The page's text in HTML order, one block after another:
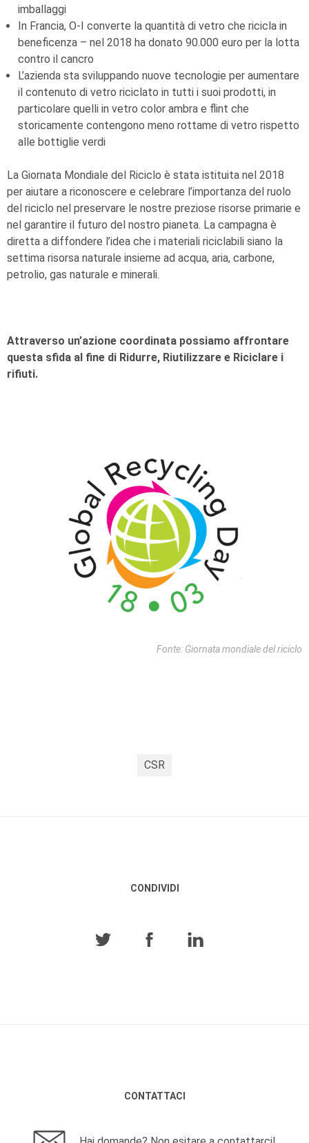
imballaggi
In Francia, O-I converte la quantità di vetro che ricicla in
beneficenza – nel 2018 ha donato 90.000 euro per la lotta
contro il cancro
L’azienda sta sviluppando nuove tecnologie per aumentare
il contenuto di vetro riciclato in tutti i suoi prodotti, in
particolare quelli in vetro color ambra e flint che
storicamente contengono meno rottame di vetro rispetto
alle bottiglie verdi
La Giornata Mondiale del Riciclo è stata istituita nel 2018
per aiutare a riconoscere e celebrare l’importanza del ruolo
del riciclo nel preservare le nostre preziose risorse primarie e
nel garantire il futuro del nostro pianeta. La campagna è
diretta a diffondere l’idea che i materiali riciclabili siano la
settima risorsa naturale insieme ad acqua, aria, carbone,
petrolio, gas naturale e minerali.
Attraverso un’azione coordinata possiamo affrontare
questa sfida al fine di Ridurre, Riutilizzare e Riciclare i
rifiuti.
Fonte: Giornata mondiale del riciclo
CSR
CONDIVIDI
CONTATTACI